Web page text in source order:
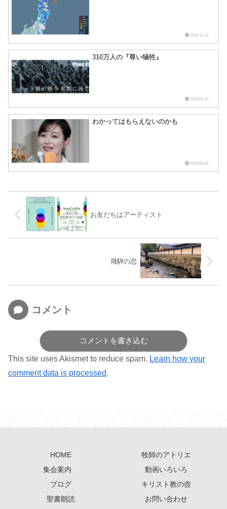
2025.12.13
310万人の『尊い犠牲』
2025.05.10
わかってはもらえないのかも
2025.08.04
お友だちはアーティスト
飛騨の恋
コメント
コメントを書き込む
This site uses Akismet to reduce spam. Learn how your
comment data is processed.
HOME
牧師のアトリエ
集会案内
動画いろいろ
ブログ
キリスト教の壺
聖書朗読
お問い合わせ